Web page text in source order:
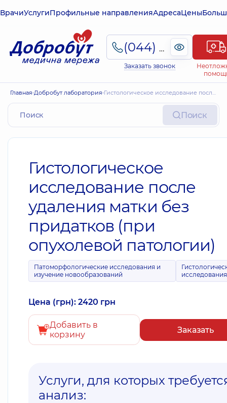
ВрачиУслугиПрофильные направленияАдресаЦены
(044) 495-2-888
Заказать звонок
Главная Добробут лаборатория Гистологическое исследование после удаления матки без придатков (при опухолевой патологии)
Поиск
Гистологическое
исследование после
удаления матки без
придатков (при
опухолевой патологии)
Патоморфологические исследования и
изучение новообразований
исследования
Цена (грн): 2420 грн
Добавить в
корзину
Заказать
Услуги, для которых
анализ: